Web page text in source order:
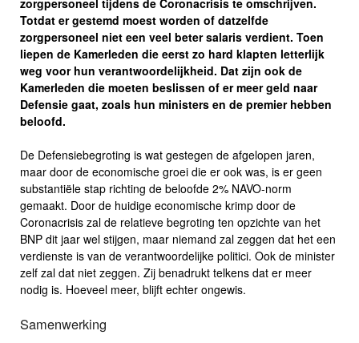
Totdat er gestemd moest worden of datzelfde
zorgpersoneel niet een veel beter salaris verdient. Toen
liepen de Kamerleden die eerst zo hard klapten letterlijk
weg voor hun verantwoordelijkheid. Dat zijn ook de
Kamerleden die moeten beslissen of er meer geld naar
Defensie gaat, zoals hun ministers en de premier hebben
beloofd.
De Defensiebegroting is wat gestegen de afgelopen jaren,
maar door de economische groei die er ook was, is er geen
substantiële stap richting de beloofde 2% NAVO-norm
gemaakt. Door de huidige economische krimp door de
Coronacrisis zal de relatieve begroting ten opzichte van het
BNP dit jaar wel stijgen, maar niemand zal zeggen dat het een
verdienste is van de verantwoordelijke politici. Ook de minister
zelf zal dat niet zeggen. Zij benadrukt telkens dat er meer
nodig is. Hoeveel meer, blijft echter ongewis.
Samenwerking